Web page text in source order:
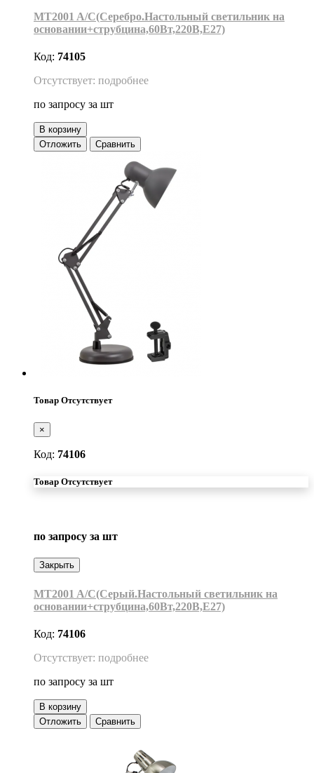
MT2001 A/C(Серебро.Настольный светильник на
основании+струбцина,60Вт,220В,Е27)
Код: 74105
Отсутствует: подробнее
по запросу за шт
В корзину
Отложить
Сравнить
Товар Отсутствует
×
Код: 74106
Товар Отсутствует
по запросу за шт
Закрыть
MT2001 A/C(Серый.Настольный светильник на
основании+струбцина,60Вт,220В,Е27)
Код: 74106
Отсутствует: подробнее
по запросу за шт
В корзину
Отложить
Сравнить